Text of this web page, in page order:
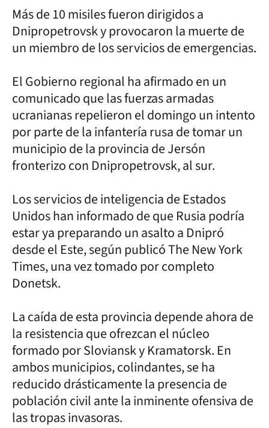
Más de 10 misiles fueron dirigidos a
Dnipropetrovsk y provocaron la muerte de
un miembro de los servicios de emergencias.
El Gobierno regional ha afirmado en un
comunicado que las fuerzas armadas
ucranianas repelieron el domingo un intento
por parte de la infantería rusa de tomar un
municipio de la provincia de Jersón
fronterizo con Dnipropetrovsk, al sur.
Los servicios de inteligencia de Estados
Unidos han informado de que Rusia podría
estar ya preparando un asalto a Dnipró
desde el Este, según publicó The New York
Times, una vez tomado por completo
Donetsk.
La caída de esta provincia depende ahora de
la resistencia que ofrezcan el núcleo
formado por Sloviansk y Kramatorsk. En
ambos municipios, colindantes, se ha
reducido drásticamente la presencia de
población civil ante la inminente ofensiva de
las tropas invasoras.